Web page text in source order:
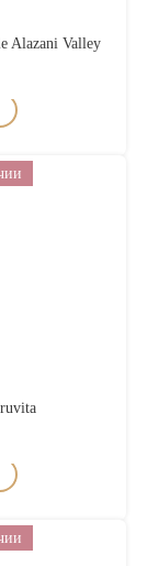
Alazani Valley